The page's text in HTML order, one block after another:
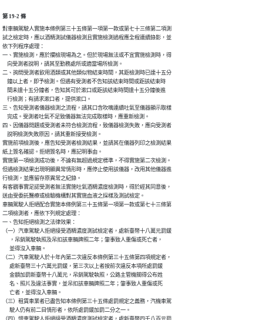
第 19-2 條
對車輛駕駛人實施本條例第三十五條第一項第一款或第七十三條第二項測
試之檢定時，應以酒精測試儀器檢測且實施檢測過程應全程連續錄影，並
依下列程序處理：
一、實施檢測，應於攔檢現場為之。但於現場無法或不宜實施檢測時，得
    向受測者說明，請其至勤務處所或適當場所檢測。
二、詢問受測者飲用酒類或其他類似物結束時間，其距檢測時已達十五分
    鐘以上者，即予檢測。但遇有受測者不告知該結束時間或距該結束時
    間未達十五分鐘者，告知其可於漱口或距該結束時間達十五分鐘後進
    行檢測；有請求漱口者，提供漱口。
三、告知受測者儀器檢測之流程，請其口含吹嘴連續吐氣至儀器顯示取樣
    完成。受測者吐氣不足致儀器無法完成取樣時，應重新檢測。
四、因儀器問題或受測者未符合檢測流程，致儀器檢測失敗，應向受測者
    說明檢測失敗原因，請其重新接受檢測。
實施前項檢測後，應告知受測者檢測結果，並請其在儀器列印之檢測結果
紙上簽名確認。拒絕簽名時，應記明事由。
實施第一項檢測成功後，不論有無超過規定標準，不得實施第二次檢測。
但遇檢測結果出現明顯異常情形時，應停止使用該儀器，改用其他儀器進
行檢測，並應留存原異常之紀錄。
有客觀事實足認受測者無法實施吐氣酒精濃度檢測時，得於經其同意後，
送由受委託醫療或檢驗機構對其實施血液之採樣及測試檢定。
車輛駕駛人拒絕配合實施本條例第三十五條第一項第一款或第七十三條第
二項檢測者，應依下列規定處理：
一、告知拒絕檢測之法律效果：
（一）汽車駕駛人拒絕接受酒精濃度測試檢定者，處新臺幣十八萬元罰鍰
      ，吊銷駕駛執照及吊扣該車輛牌照二年；肇事致人重傷或死亡者，
      並得沒入車輛。
（二）汽車駕駛人於十年內第二次違反本條例第三十五條第四項規定者，
      處新臺幣三十六萬元罰鍰，第三次以上者按前次違反本項所處罰鍰
      金額加罰新臺幣十八萬元，吊銷駕駛執照，公路主管機關得公布姓
      名、照片及違法事實，並吊扣該車輛牌照二年；肇事致人重傷或死
      亡者，並得沒入車輛。
（三）租賃車業者已盡告知本條例第三十五條處罰規定之義務，汽機車駕
      駛人仍有前二目情形者，依所處罰鍰加罰二分之一。